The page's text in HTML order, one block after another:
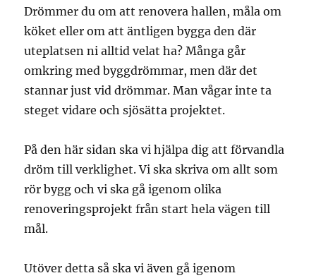
Drömmer du om att renovera hallen, måla om
köket eller om att äntligen bygga den där
uteplatsen ni alltid velat ha? Många går
omkring med byggdrömmar, men där det
stannar just vid drömmar. Man vågar inte ta
steget vidare och sjösätta projektet.
På den här sidan ska vi hjälpa dig att förvandla
dröm till verklighet. Vi ska skriva om allt som
rör bygg och vi ska gå igenom olika
renoveringsprojekt från start hela vägen till
mål.
Utöver detta så ska vi även gå igenom